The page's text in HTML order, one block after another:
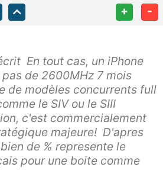
+ -
En tout cas, un iPhone
de 2600MHz 7 mois
de modèles concurrents full
le SIV ou le SIII
c'est commercialement
majeure! D'apres
de % represente le
pour une boite comme